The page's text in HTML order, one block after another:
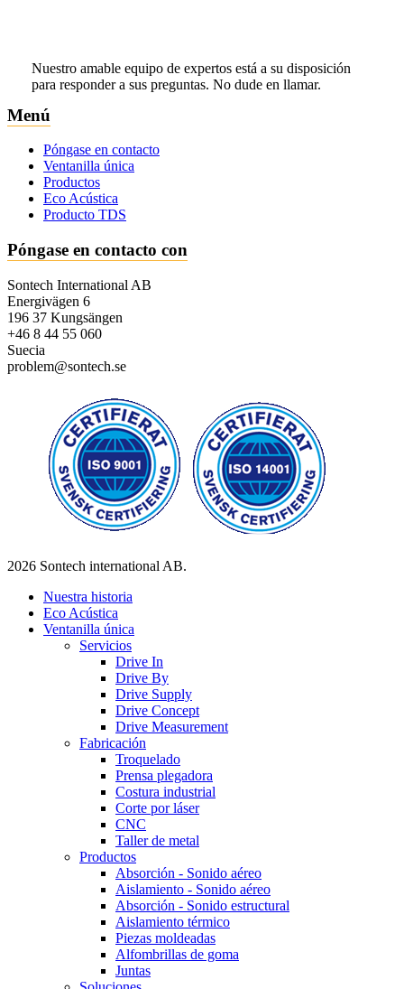
Nuestro amable equipo de expertos está a su disposición
para responder a sus preguntas. No dude en llamar.
Menú
Póngase en contacto
Ventanilla única
Productos
Eco Acústica
Producto TDS
Póngase en contacto con
Sontech International AB
Energivägen 6
196 37 Kungsängen
+46 8 44 55 060
Suecia
problem@sontech.se
2026 Sontech international AB.
Cerrar
Menú
Nuestra historia
Eco Acústica
Ventanilla única
Servicios
Drive In
Drive By
Drive Supply
Drive Concept
Drive Measurement
Fabricación
Troquelado
Prensa plegadora
Costura industrial
Corte por láser
CNC
Taller de metal
Productos
Absorción - Sonido aéreo
Aislamiento - Sonido aéreo
Absorción - Sonido estructural
Aislamiento térmico
Piezas moldeadas
Alfombrillas de goma
Juntas